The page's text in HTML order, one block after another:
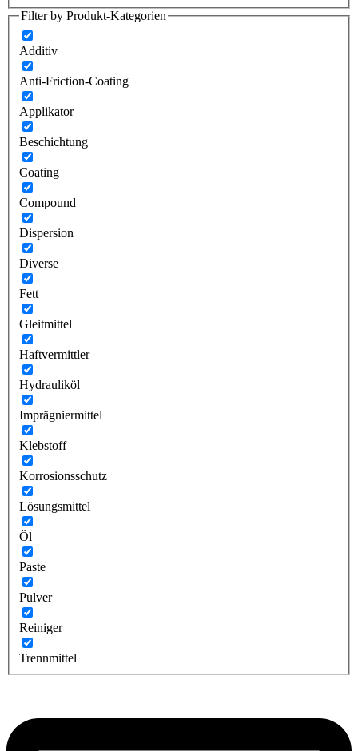
Filter by Produkt-Kategorien
Additiv
Anti-Friction-Coating
Applikator
Beschichtung
Coating
Compound
Dispersion
Diverse
Fett
Gleitmittel
Haftvermittler
Hydrauliköl
Imprägniermittel
Klebstoff
Korrosionsschutz
Lösungsmittel
Öl
Paste
Pulver
Reiniger
Trennmittel